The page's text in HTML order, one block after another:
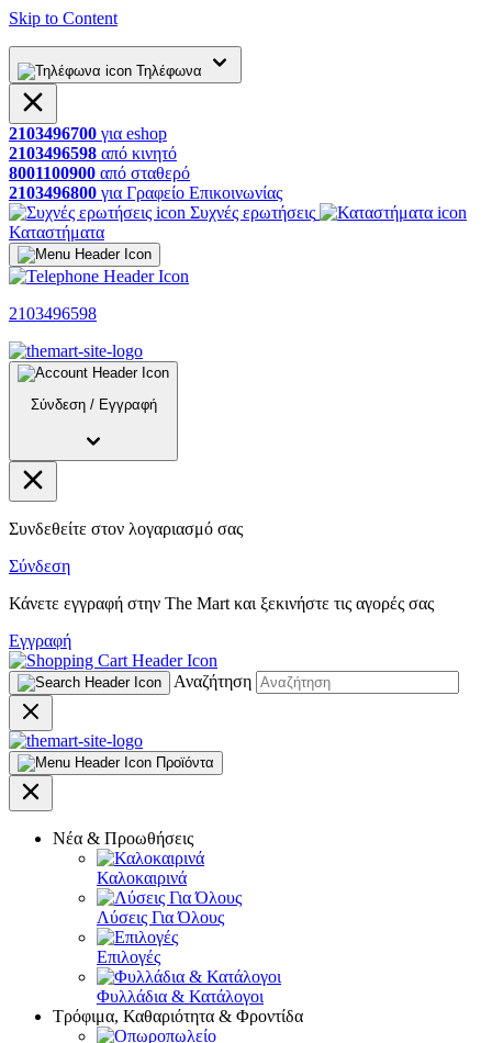
Skip to Content
Τηλέφωνα
2103496700 για eshop
2103496598 από κινητό
8001100900 από σταθερό
2103496800 για Γραφείο Επικοινωνίας
Συχνές ερωτήσεις
Καταστήματα
2103496598
Σύνδεση / Εγγραφή
Συνδεθείτε στον λογαριασμό σας
Σύνδεση
Κάνετε εγγραφή στην The Mart και ξεκινήστε τις αγορές σας
Εγγραφή
Αναζήτηση
Προϊόντα
Νέα & Προωθήσεις
Καλοκαιρινά
Λύσεις Για Όλους
Επιλογές
Φυλλάδια & Κατάλογοι
Τρόφιμα, Καθαριότητα & Φροντίδα